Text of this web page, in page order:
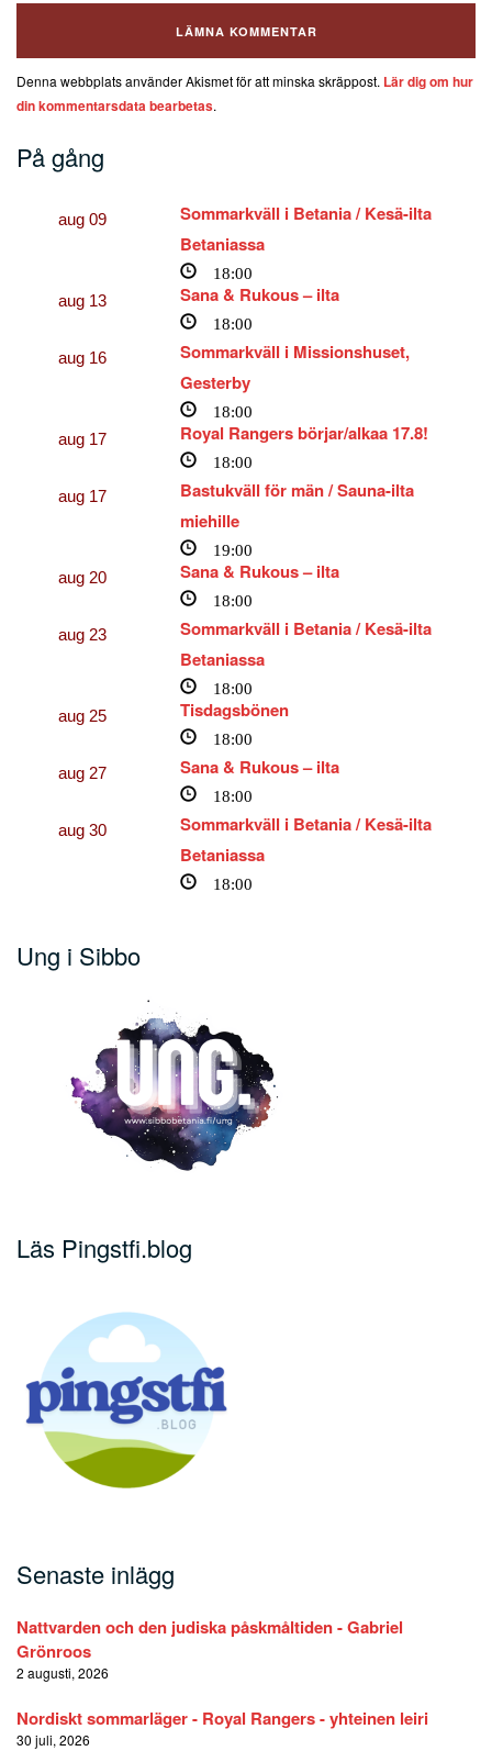
Denna webbplats använder Akismet för att minska skräppost. Lär dig om hur
din kommentarsdata bearbetas.
På gång
aug 09
Sommarkväll i Betania / Kesä-ilta
Betaniassa
18:00
aug 13 Sana & Rukous – ilta
18:00
aug 16
Sommarkväll i Missionshuset,
Gesterby
18:00
aug 17 Royal Rangers börjar/alkaa 17.8!
18:00
aug 17
Bastukväll för män / Sauna-ilta
miehille
19:00
aug 20 Sana & Rukous – ilta
18:00
aug 23
Sommarkväll i Betania / Kesä-ilta
Betaniassa
18:00
aug 25 Tisdagsbönen
18:00
aug 27 Sana & Rukous – ilta
18:00
aug 30
Sommarkväll i Betania / Kesä-ilta
Betaniassa
18:00
Ung i Sibbo
Läs Pingstfi.blog
Senaste inlägg
Nattvarden och den judiska påskmåltiden - Gabriel
Grönroos
2 augusti, 2026
Nordiskt sommarläger - Royal Rangers - yhteinen leiri
30 juli, 2026